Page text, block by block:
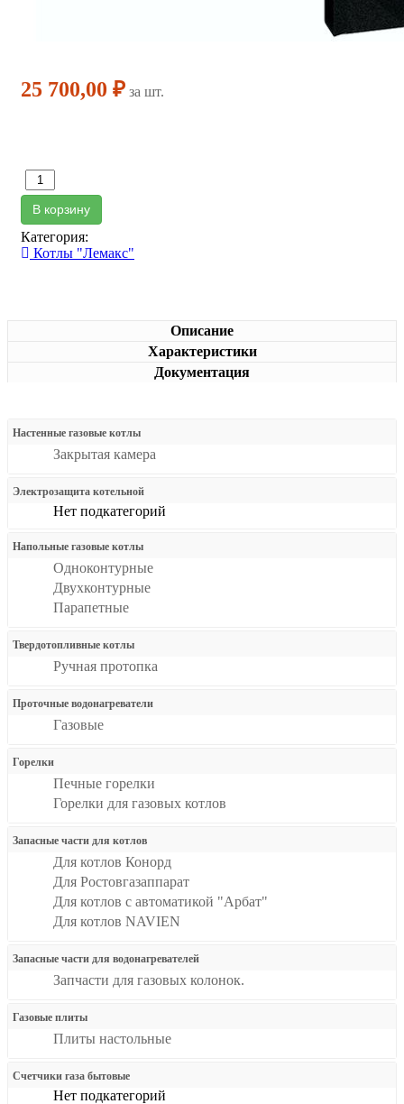
25 700,00 ₽ за шт.
В корзину
Категория:
Котлы "Лемакс"
Описание
Характеристики
Документация
Настенные газовые котлы
Закрытая камера
Электрозащита котельной
Нет подкатегорий
Напольные газовые котлы
Одноконтурные
Двухконтурные
Парапетные
Твердотопливные котлы
Ручная протопка
Проточные водонагреватели
Газовые
Горелки
Печные горелки
Горелки для газовых котлов
Запасные части для котлов
Для котлов Конорд
Для Ростовгазаппарат
Для котлов с автоматикой "Арбат"
Для котлов NAVIEN
Запасные части для водонагревателей
Запчасти для газовых колонок.
Газовые плиты
Плиты настольные
Счетчики газа бытовые
Нет подкатегорий